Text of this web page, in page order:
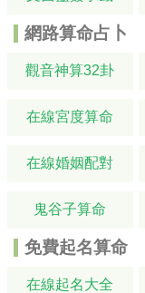
網路算命占卜
觀音神算32卦
在線宮度算命
在線婚姻配對
鬼谷子算命
免費起名算命
在線起名大全